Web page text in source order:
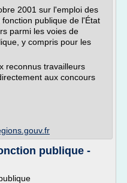
2001 sur l'emploi des
publique de l'État
parmi les voies de
y compris pour les
reconnus travailleurs
aux concours
publique -